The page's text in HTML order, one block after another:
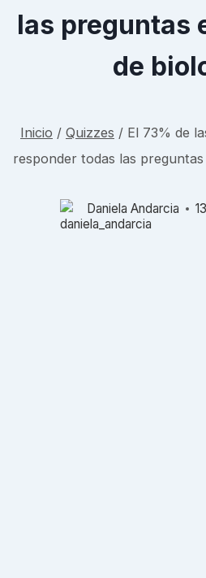
las preguntas
de
Inicio / Quizzes / El 73% de
responder todas las
Daniela Andarcia